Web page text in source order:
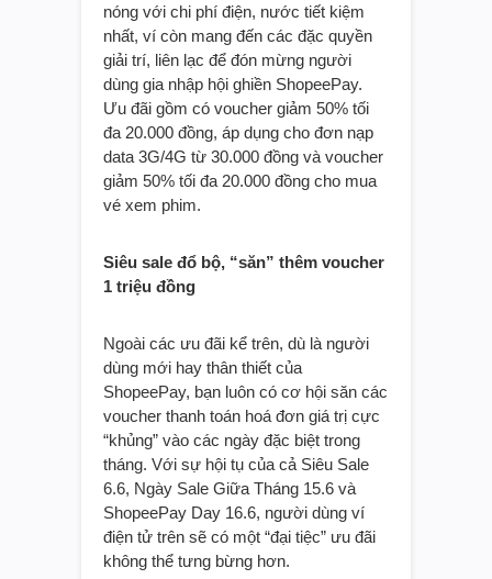
nóng với chi phí điện, nước tiết kiệm
nhất, ví còn mang đến các đặc quyền
giải trí, liên lạc để đón mừng người
dùng gia nhập hội ghiền ShopeePay.
Ưu đãi gồm có voucher giảm 50% tối
đa 20.000 đồng, áp dụng cho đơn nạp
data 3G/4G từ 30.000 đồng và voucher
giảm 50% tối đa 20.000 đồng cho mua
vé xem phim.
Siêu sale đổ bộ, “săn” thêm voucher
1 triệu đồng
Ngoài các ưu đãi kể trên, dù là người
dùng mới hay thân thiết của
ShopeePay, bạn luôn có cơ hội săn các
voucher thanh toán hoá đơn giá trị cực
“khủng” vào các ngày đặc biệt trong
tháng. Với sự hội tụ của cả Siêu Sale
6.6, Ngày Sale Giữa Tháng 15.6 và
ShopeePay Day 16.6, người dùng ví
điện tử trên sẽ có một “đại tiệc” ưu đãi
không thể tưng bừng hơn.